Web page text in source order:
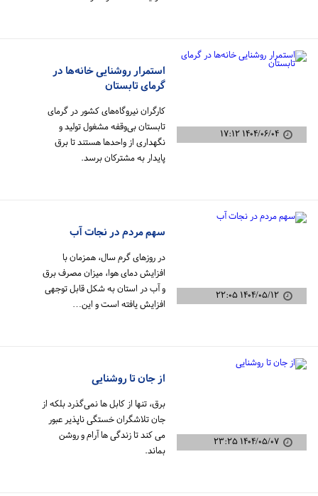
۱۴۰۴/۰۶/۰۴ ۱۷:۱۲
استمرار روشنایی خانه‌ها در
کارگران نیروگاه‌های کشور در گرمای
تابستان بی‌وقفه مشغول تولید و
نگهداری از واحدها هستند تا برق
۱۴۰۴/۰۵/۱۲ ۲۲:۰۵
سهم مردم در نجات آب
در روز‌های گرم سال، همزمان با
افزایش دمای هوا، میزان مصرف برق
و آب در استان به شکل قابل توجهی
۱۴۰۴/۰۵/۰۷ ۲۳:۲۵
برق، تنها از کابل ها نمی‌گذرد بلکه از
جان تلاشگران خستگی ناپذیر عبور
می کند تا زندگی ها آرام و روشن